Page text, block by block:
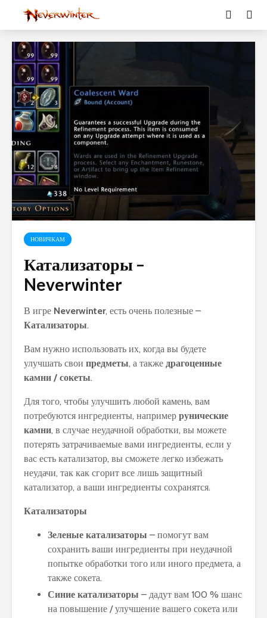
НОВИЧКАМ
Катализаторы –
Neverwinter
В игре Neverwinter, есть очень полезные –
Катализаторы.
Вам нужно использовать их, когда вы будете
улучшать свои предметы, а также драгоценные
камни / сокеты.
Для того, чтобы улучшить любой камень, вам
потребуются ингредиенты, например рунические
камни, в случае неудачной обработки, вы можете
потерять затрачиваемые вами ингредиенты, если у
вас есть катализатор, вы сможете легко избежать
неудачи, так как сгорит все лишь защитный
катализатор, а ваши ингредиенты сохранятся.
Катализаторы
Зеленые катализаторы – помогут вам
сохранить ваши ингредиенты при неудачной
попытке обработки того или иного предмета, а
также сокета.
Синие катализаторы – дадут вам 100 % шанс
на повышение / улучшение вашего сокета или